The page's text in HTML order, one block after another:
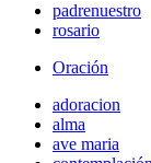
padrenuestro
rosario
Oración
adoracion
alma
ave maria